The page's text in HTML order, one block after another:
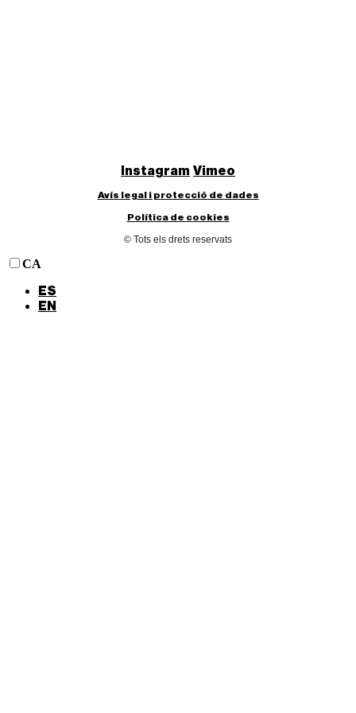
Instagram Vimeo
Avís legal i protecció de dades
Política de cookies
© Tots els drets reservats
CA
ES
EN